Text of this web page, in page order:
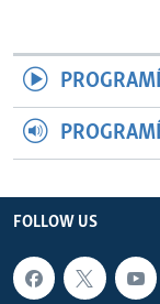
FOLLOW US